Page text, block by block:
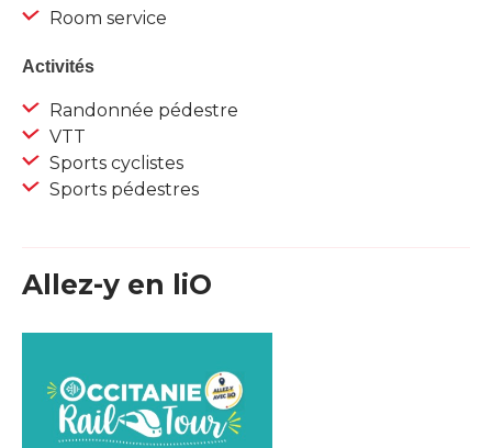
Room service
Activités
Randonnée pédestre
VTT
Sports cyclistes
Sports pédestres
Allez-y en liO